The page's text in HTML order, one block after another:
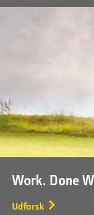
Work. Done
Udforsk